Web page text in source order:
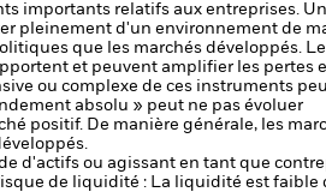
importants relatifs aux entreprises.
pleinement d'un environnement de
que les marchés développés.
et peuvent amplifier les pertes
ou complexe de ces instruments
absolu » peut ne pas évoluer
positif. De manière générale, les
d'actifs ou agissant en tant que
de liquidité : La liquidité est faible